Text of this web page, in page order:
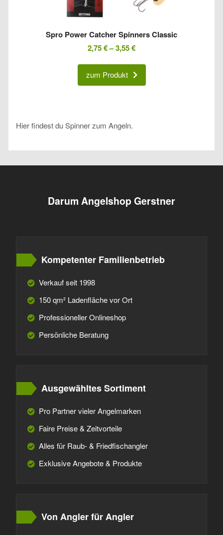
Spro Power Catcher Spinners Classic
2,75€–3,55€
zum Produkt
Hier findest du Spinner zum Angeln.
Darum Angelshop Gerstner
Kompetenter Familienbetrieb
Verkauf seit 1998
150 qm² Ladenfläche vor Ort
Professioneller Onlineshop
Persönliche Beratung
Ausgewähltes Sortiment
Pro Partner vieler Angelmarken
Faire Preise & Zeitvorteile
Alles für Raub- & Friedfischangler
Exklusive Angebote & Produkte
Von Angler für Angler